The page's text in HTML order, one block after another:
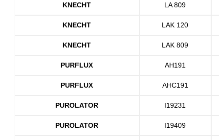
KNECHT LA 809
KNECHT LAK 120
KNECHT LAK 809
PURFLUX AH191
PURFLUX AHC191
PUROLATOR I19231
PUROLATOR I19409